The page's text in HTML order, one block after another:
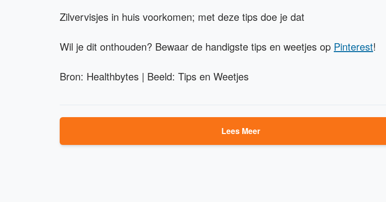
Zilvervisjes in huis voorkomen; met deze tips doe je dat
Wil je dit onthouden? Bewaar de handigste tips en weetjes op Pinterest!
Bron: Healthbytes | Beeld: Tips en Weetjes
Lees Meer